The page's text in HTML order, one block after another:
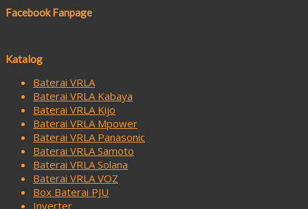
Facebook Fanpage
Katalog
Baterai VRLA
Baterai VRLA Kabaya
Baterai VRLA Kijo
Baterai VRLA Mpower
Baterai VRLA Panasonic
Baterai VRLA Samoto
Baterai VRLA Solana
Baterai VRLA VOZ
Box Baterai PJU
Inverter